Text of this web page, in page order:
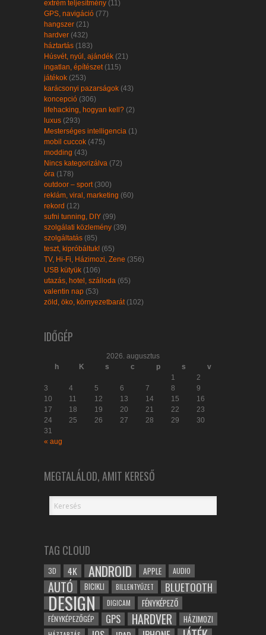
extrém teljesítmény (11)
GPS, navigáció (77)
hangszer (21)
hardver (432)
háztartás (183)
Húsvét, nyúl, ajándék (21)
ingatlan, építészet(115)
játékok (253)
karácsonyi pazarságok (43)
koncepció (306)
lifehacking, hogyan kell? (2)
luxus (293)
Mesterséges intelligencia (1)
mobil cuccok (475)
modding (43)
Nincs kategorizálva (72)
óra (178)
outdoor – sport(300)
reklám, viral, marketing (60)
rekord (12)
sufni tunning, DIY (99)
szolgálati közlemény (39)
szolgáltatás (85)
teszt, kipróbáltuk! (65)
TV, Hi-Fi, Házimozi, Zene (356)
USB kütyük (106)
utazás, hotel, szálloda (65)
valentin nap (53)
zöld, öko, környezetbarát(102)
IDŐGÉP
2026. augusztus
h
K s c p s
v
1
2
3
4 5 6 7 8
9
10
11 12 13 14 15
16
17
18 19 20 21 22
23
24
25 26 27 28 29
30
31
« aug
MEGTALÁLOD, AMIT KERESŐ
TAG CLOUD
3D 4K ANDROID APPLE AUDIO
AUTÓ BICIKLI BILLENTYŰZET BLUETOOTH
DESIGN DIGICAM FÉNYKÉPEZŐ
FÉNYKÉPEZŐGÉP GPS HARDVER HÁZIMOZI